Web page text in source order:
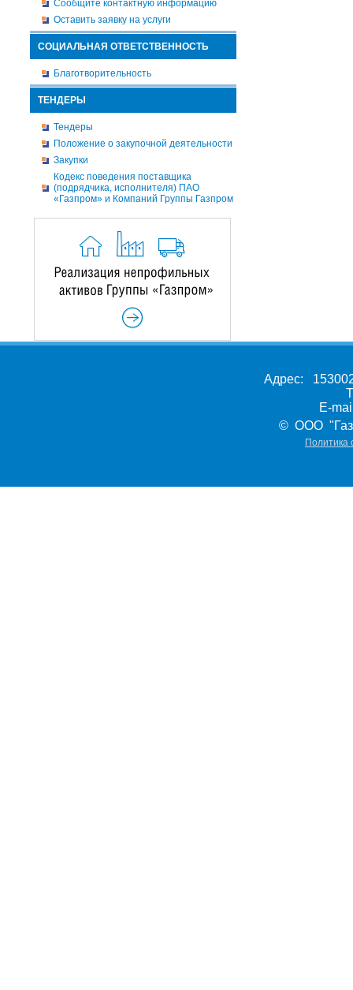
Сообщите контактную информацию
Оставить заявку на услуги
СОЦИАЛЬНАЯ ОТВЕТСТВЕННОСТЬ
Благотворительность
ТЕНДЕРЫ
Тендеры
Положение о закупочной деятельности
Закупки
Кодекс поведения поставщика
(подрядчика, исполнителя) ПАО
«Газпром» и Компаний Группы Газпром
Адрес:
E-
© ООО
Политика